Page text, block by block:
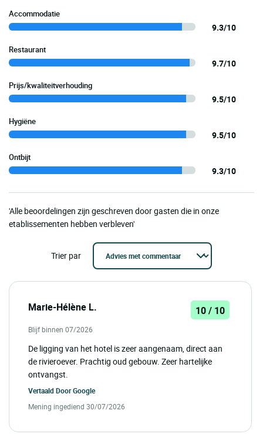
Accommodatie
9.3/10
Restaurant
9.7/10
Prijs/kwaliteitverhouding
9.5/10
Hygiëne
9.5/10
Ontbijt
9.3/10
'Alle beoordelingen zijn geschreven door gasten die in onze
etablissementen hebben verbleven'
Trier par
Marie-Hélène L. 10 / 10
Blijf binnen 07/2026
De ligging van het hotel is zeer aangenaam, direct aan
de rivieroever. Prachtig oud gebouw. Zeer hartelijke
ontvangst.
Vertaald DoorGoogle
Mening ingediend 30/07/2026